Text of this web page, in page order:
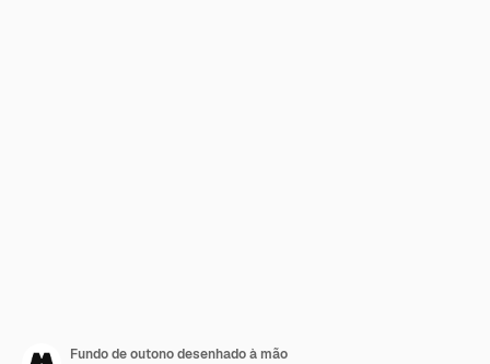
Fundo de outono desenhado à mão